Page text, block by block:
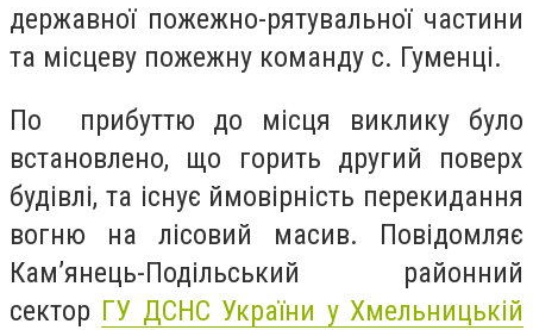
державної пожежно-рятувальної частини
та місцеву пожежну команду с. Гуменці.
По прибуттю до місця виклику було
встановлено, що горить другий поверх
будівлі, та існує ймовірність перекидання
вогню на лісовий масив. Повідомляє
Кам’янець-Подільський районний
сектор ГУ ДСНС України у Хмельницькій